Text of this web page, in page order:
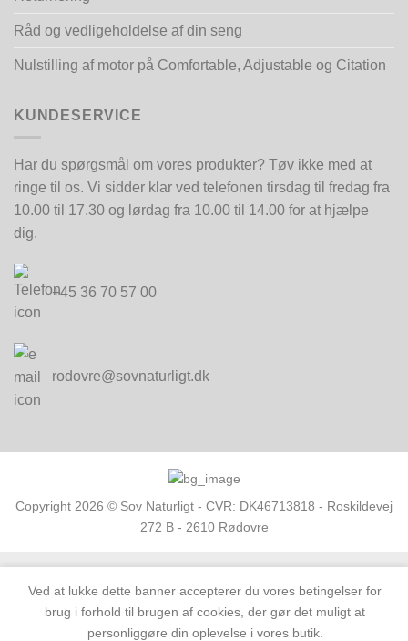
Råd og vedligeholdelse af din seng
Nulstilling af motor på Comfortable, Adjustable og Citation
KUNDESERVICE
Har du spørgsmål om vores produkter? Tøv ikke med at
ringe til os. Vi sidder klar ved telefonen tirsdag til fredag fra
10.00 til 17.30 og lørdag fra 10.00 til 14.00 for at hjælpe
dig.
+45 36 70 57 00
rodovre@sovnaturligt.dk
Copyright 2026 © Sov Naturligt - CVR: DK46713818 - Roskildevej
272 B - 2610 Rødovre
Ved at lukke dette banner accepterer du vores betingelser for
brug i forhold til brugen af cookies, der gør det muligt at
personliggøre din oplevelse i vores butik.